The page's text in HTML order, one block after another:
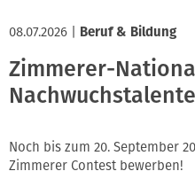
08.07.2026 Beruf & Bildung
Zimmerer-
Nachwuchstalente
Noch bis zum 20. September
Zimmerer Contest bewerben!